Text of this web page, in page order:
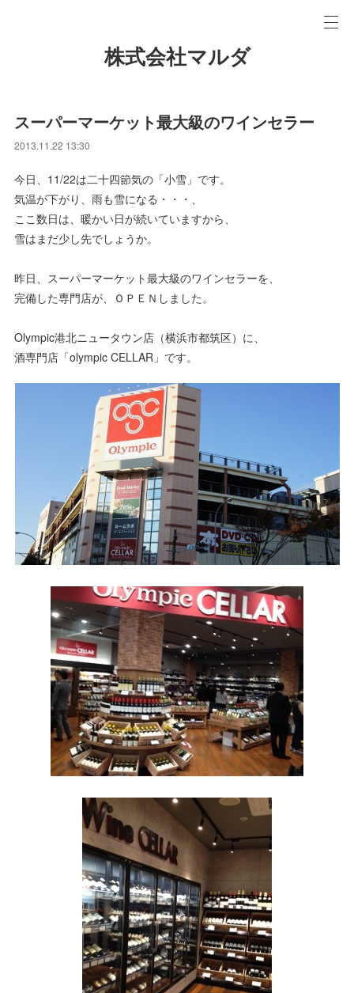
株式会社マルダ
スーパーマーケット最大級のワインセラー
2013.11.22 13:30
今日、11/22は二十四節気の「小雪」です。
気温が下がり、雨も雪になる・・・、
ここ数日は、暖かい日が続いていますから、
雪はまだ少し先でしょうか。
昨日、スーパーマーケット最大級のワインセラーを、
完備した専門店が、ＯＰＥＮしました。
Olympic港北ニュータウン店（横浜市都筑区）に、
酒専門店「olympic CELLAR」です。